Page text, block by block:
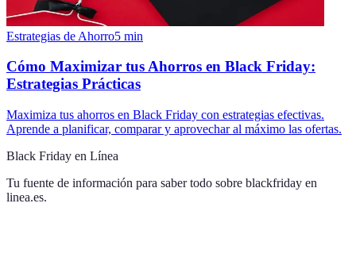
Estrategias de Ahorro5 min
Cómo Maximizar tus Ahorros en Black Friday:
Estrategias Prácticas
Maximiza tus ahorros en Black Friday con estrategias efectivas.
Aprende a planificar, comparar y aprovechar al máximo las ofertas.
Black Friday en Línea
Tu fuente de información para saber todo sobre blackfriday en
linea.es.